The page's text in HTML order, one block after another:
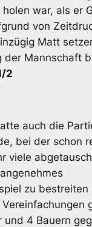
war, als er
von
Matt
der Mannschaft
2
auch die
bei der schon
viele
zu bestreiten
und 4 Bauern